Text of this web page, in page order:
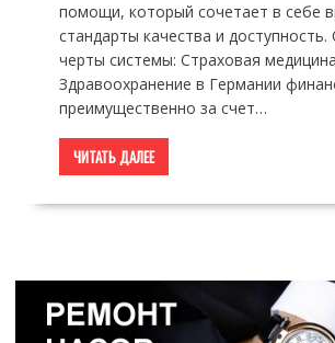
помощи, который сочетает в себе
стандарты качества и
черты системы: Страховая
Здравоохранение в Германии
преимущественно за счет…
ЧИТАТЬ ДАЛЕЕ